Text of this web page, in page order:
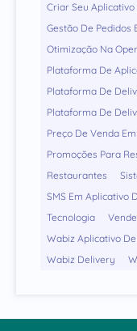
Criar Seu
Gestão De Pedidos
Otimização Na
Plataforma De
Plataforma De
Plataforma De
Preço De Venda
Promoções Para
Restaurantes
SMS Em Aplicativo
Tecnologia
Wabiz Aplicativo
Wabiz Delivery